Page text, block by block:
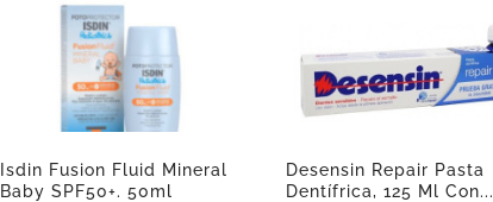
Isdin Fusion Fluid Mineral
Baby SPF50+. 50ml
Desensin Repair Pasta
Dentífrica, 125 Ml Con...